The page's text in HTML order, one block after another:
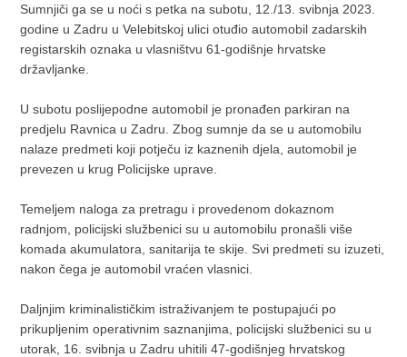
Sumnjiči ga se u noći s petka na subotu, 12./13. svibnja 2023.
godine u Zadru u Velebitskoj ulici otuđio automobil zadarskih
registarskih oznaka u vlasništvu 61-godišnje hrvatske
državljanke.
U subotu poslijepodne automobil je pronađen parkiran na
predjelu Ravnica u Zadru. Zbog sumnje da se u automobilu
nalaze predmeti koji potječu iz kaznenih djela, automobil je
prevezen u krug Policijske uprave.
Temeljem naloga za pretragu i provedenom dokaznom
radnjom, policijski službenici su u automobilu pronašli više
komada akumulatora, sanitarija te skije. Svi predmeti su izuzeti,
nakon čega je automobil vraćen vlasnici.
Daljnjim kriminalističkim istraživanjem te postupajući po
prikupljenim operativnim saznanjima, policijski službenici su u
utorak, 16. svibnja u Zadru uhitili 47-godišnjeg hrvatskog